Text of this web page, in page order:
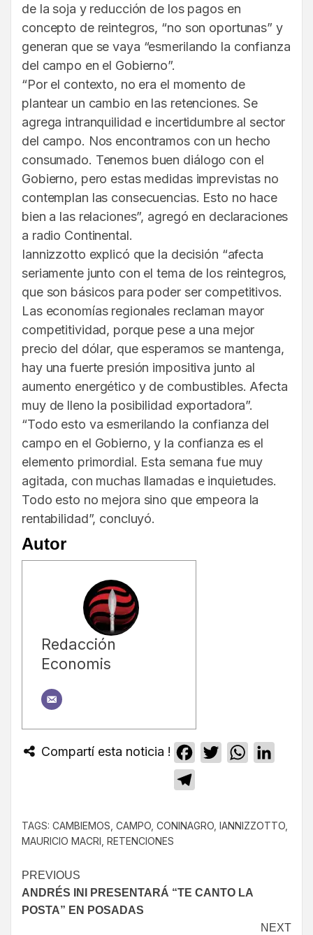
de la soja y reducción de los pagos en
concepto de reintegros, “no son oportunas” y
generan que se vaya “esmerilando la confianza
del campo en el Gobierno”.
“Por el contexto, no era el momento de
plantear un cambio en las retenciones. Se
agrega intranquilidad e incertidumbre al sector
del campo. Nos encontramos con un hecho
consumado. Tenemos buen diálogo con el
Gobierno, pero estas medidas imprevistas no
contemplan las consecuencias. Esto no hace
bien a las relaciones”, agregó en declaraciones
a radio Continental.
Iannizzotto explicó que la decisión “afecta
seriamente junto con el tema de los reintegros,
que son básicos para poder ser competitivos.
Las economías regionales reclaman mayor
competitividad, porque pese a una mejor
precio del dólar, que esperamos se mantenga,
hay una fuerte presión impositiva junto al
aumento energético y de combustibles. Afecta
muy de lleno la posibilidad exportadora”.
“Todo esto va esmerilando la confianza del
campo en el Gobierno, y la confianza es el
elemento primordial. Esta semana fue muy
agitada, con muchas llamadas e inquietudes.
Todo esto no mejora sino que empeora la
rentabilidad”, concluyó.
Autor
Redacción
Economis
Compartí esta noticia ! Facebook
TwitterWhatsApp
TAGS: CAMBIEMOS CAMPO CONINAGRO IANNIZZOTTO
MAURICIO MACRI RETENCIONES
PREVIOUS
ANDRÉS INI PRESENTARÁ “TE CANTO LA
POSTA” EN POSADAS
NEXT